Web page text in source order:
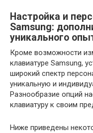
Настройка и
Samsung:
уникального
Кроме возможности
клавиатуре Samsung,
широкий спектр
уникальную и
Разнообразие опций
клавиатуру к своим
Ниже приведены